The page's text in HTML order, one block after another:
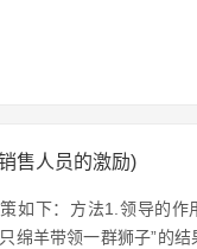
售人员的激励)
如下：方法1.领导的作
绵羊带领一群狮子”的